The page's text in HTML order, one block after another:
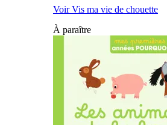
Voir Vis ma vie de chouette
À paraître